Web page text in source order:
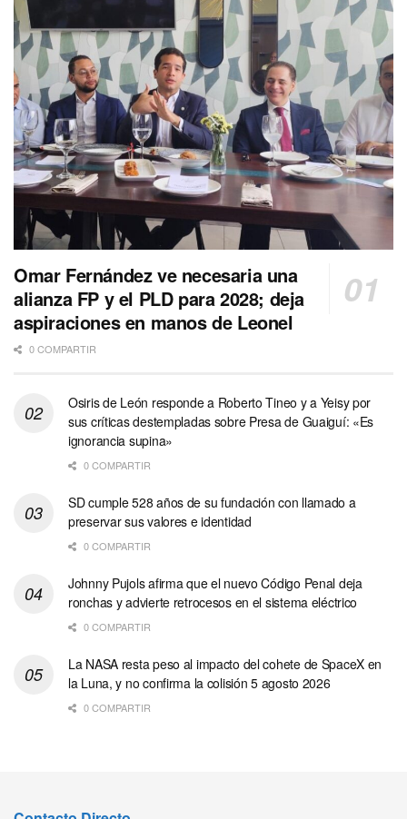
Omar Fernández ve necesaria una
alianza FP y el PLD para 2028; deja
aspiraciones en manos de Leonel
0 COMPARTIR
Osiris de León responde a Roberto Tineo y a Yeisy por
sus críticas destempladas sobre Presa de Guaiguí: «Es
ignorancia supina»
0 COMPARTIR
SD cumple 528 años de su fundación con llamado a
preservar sus valores e identidad
0 COMPARTIR
Johnny Pujols afirma que el nuevo Código Penal deja
ronchas y advierte retrocesos en el sistema eléctrico
0 COMPARTIR
La NASA resta peso al impacto del cohete de SpaceX en
la Luna, y no confirma la colisión 5 agosto 2026
0 COMPARTIR